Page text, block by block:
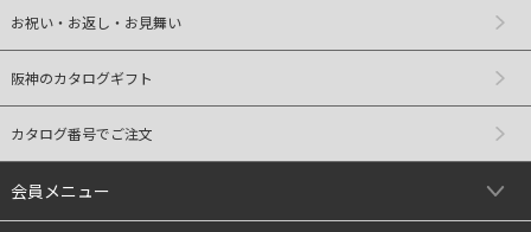
お祝い・お返し・お見舞い
阪神のカタログギフト
カタログ番号でご注文
会員メニュー